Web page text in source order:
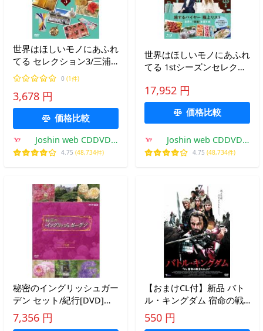
世界はほしいモノにあふれ
てる セレクション3/三浦
春馬、JUJU、鈴木亮平
[DVD]【返品種別A】
0 (1件)
3,678 円
価格比較
Joshin web CDDVD
Yahoo!店
4.75 (48,734件)
世界はほしいモノにあふれ
てる 1stシーズンセレクシ
[Blu-ray]【返品種別A】
17,952 円
価格比較
Joshin web CDDVD
Yahoo!店
4.75 (48,734件)
秘密のイングリッシュガー
デン セット/紀行[DVD]
【返品種別A】
7,356 円
【おまけCL付】新品 バト
ル・キングダム 宿命の戦
士たち / （DVD）LBXC-
507-ARC
550 円